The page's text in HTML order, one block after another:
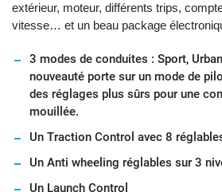
extérieur, moteur, différents trips,
vitesse… et un beau package
3 modes de conduites : Sport,
nouveauté porte sur un mode de
des réglages plus sûrs pour une
mouillée.
Un Traction Control avec 8
Un Anti wheeling réglables sur 3
Un Launch Control